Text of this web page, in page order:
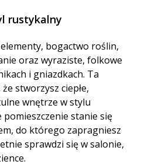
rustykalny
bogactwo roślin,
oraz wyraziste, folkowe
i gniazdkach. Ta
stworzysz ciepłe,
wnętrze w stylu
stanie się
do którego zapragniesz
sprawdzi się w salonie,